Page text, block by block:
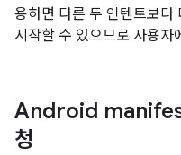
용하면 다른 두 인텐트보다
시작할 수 있으므로 사용자
Android
청